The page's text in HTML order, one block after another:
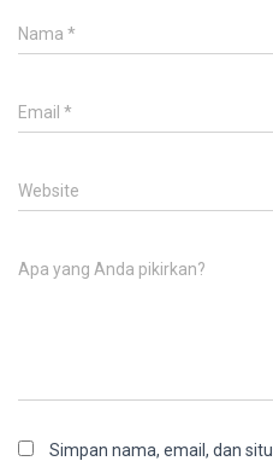
Nama *
Email *
Website
Apa yang Anda pikirkan?
Simpan nama, email, dan